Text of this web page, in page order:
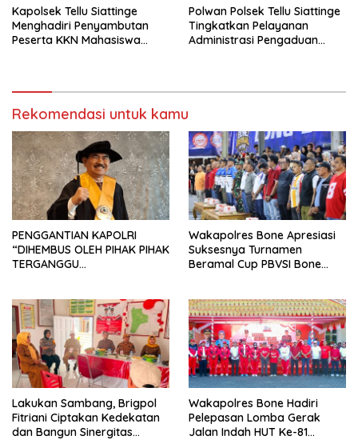
Kapolsek Tellu Siattinge
Menghadiri Penyambutan
Peserta KKN Mahasiswa
Polwan Polsek Tellu Siattinge
Tingkatkan Pelayanan
Administrasi Pengaduan
Rekomendasi untuk kamu
PENGGANTIAN KAPOLRI
“DIHEMBUS OLEH PIHAK PIHAK
TERGANGGU
Wakapolres Bone Apresiasi
Suksesnya Turnamen
Beramal Cup PBVSI Bone
Lakukan Sambang, Brigpol
Fitriani Ciptakan Kedekatan
dan Bangun Sinergitas
Wakapolres Bone Hadiri
Pelepasan Lomba Gerak
Jalan Indah HUT Ke-81